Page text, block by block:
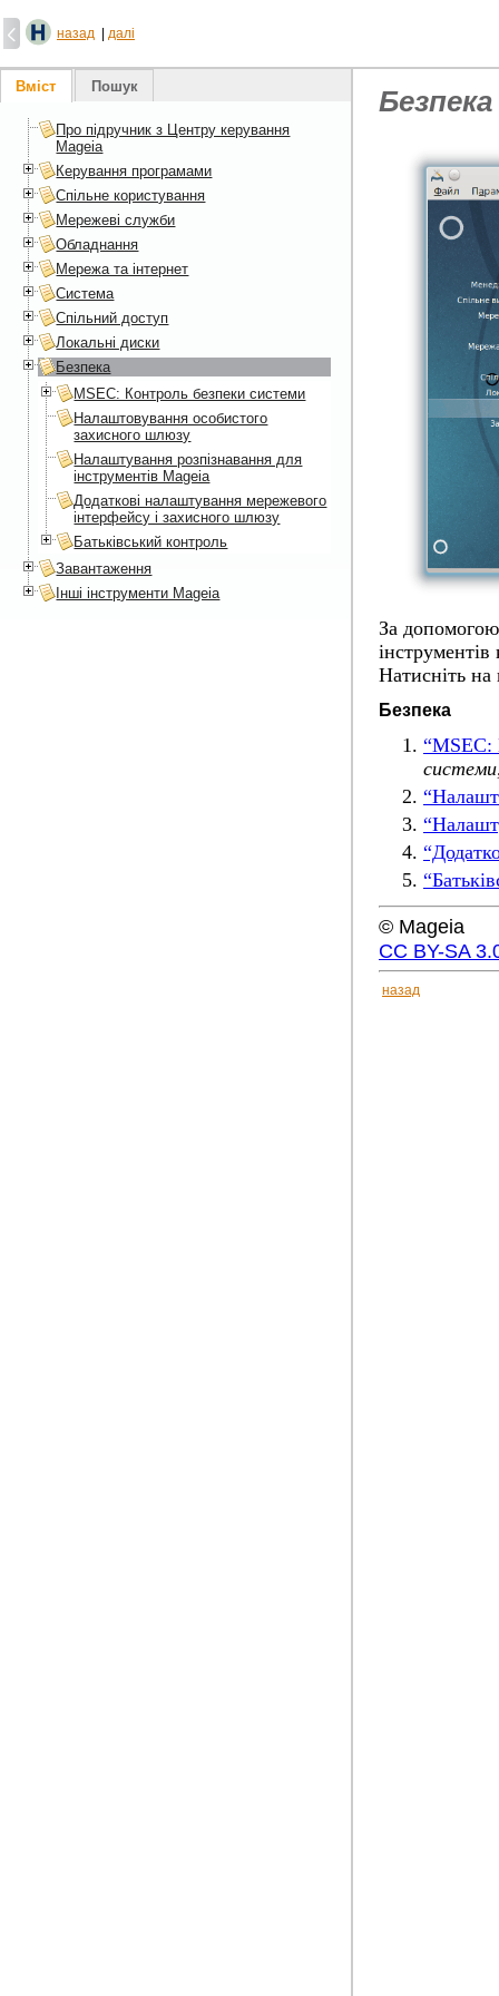
назад далі
Безпека
За допомогою
Натисніть
Безпека
“MSEC:
© Mageia
CC BY-SA
назад
Вміст Пошук
Про підручник з Центру керування
Mageia
Керування програмами
Спільне користування
Мережеві служби
Обладнання
Мережа та інтернет
Система
Спільний доступ
Локальні диски
Безпека
MSEC: Контроль безпеки системи
Налаштовування особистого
захисного шлюзу
Налаштування розпізнавання для
інструментів Mageia
Додаткові налаштування мережевого
інтерфейсу і захисного шлюзу
Батьківський контроль
Завантаження
Інші інструменти Mageia